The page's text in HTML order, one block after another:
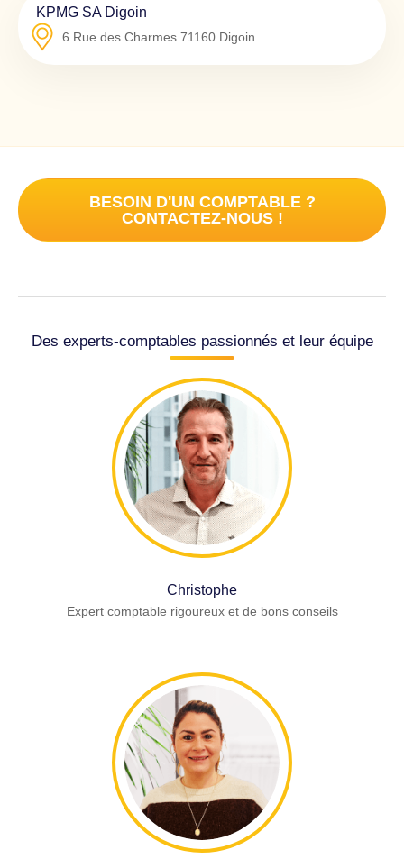
KPMG SA Digoin
6 Rue des Charmes 71160 Digoin
BESOIN D'UN COMPTABLE ?
CONTACTEZ-NOUS !
Des experts-comptables passionnés et leur équipe
Christophe
Expert comptable rigoureux et de bons conseils